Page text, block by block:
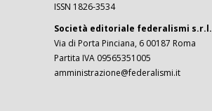
ISSN 1826-3534
Società editoriale federalismi s.r.l.
Via di Porta Pinciana, 6 00187 Roma
Partita IVA 09565351005
amministrazione@federalismi.it